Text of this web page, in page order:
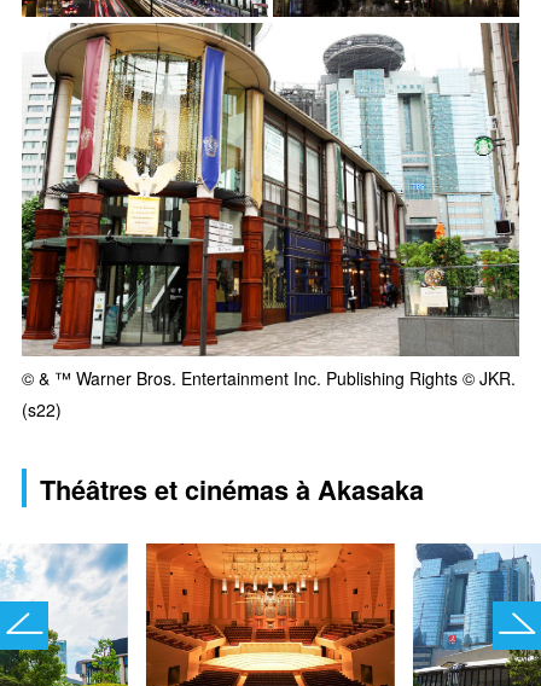
© & ™ Warner Bros. Entertainment Inc. Publishing Rights © JKR.
(s22)
Théâtres et cinémas à Akasaka